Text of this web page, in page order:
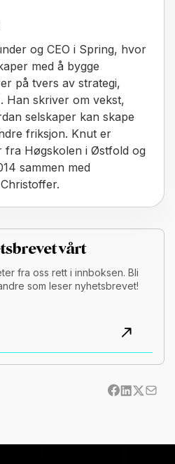
og CEO i Spring, hvor
med å bygge
på tvers av strategi,
Han skriver om vekst,
selskaper kan skape
friksjon. Knut er
fra Høgskolen i Østfold og
sammen med
vårt
fra oss rett i innboksen. Bli
som leser nyhetsbrevet!